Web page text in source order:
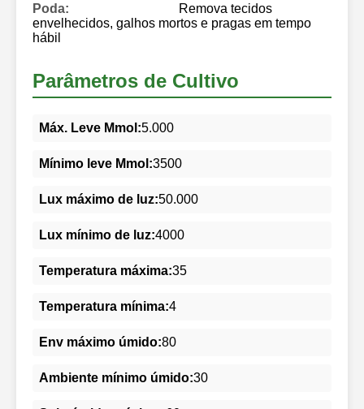
Poda:
Remova tecidos
envelhecidos, galhos mortos e pragas em tempo
hábil
Parâmetros de Cultivo
Máx. Leve Mmol:5.000
Mínimo leve Mmol:3500
Lux máximo de luz:50.000
Lux mínimo de luz:4000
Temperatura máxima:35
Temperatura mínima:4
Env máximo úmido:80
Ambiente mínimo úmido:30